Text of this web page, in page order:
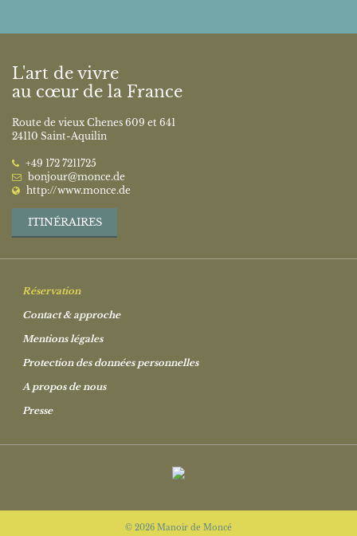
L'art de vivre
au cœur de la France
Route de vieux Chenes 609 et 641
24110 Saint-Aquilin
‭+49 172 7211725‬
bonjour@monce.de
http://www.monce.de
ITINÉRAIRES
Réservation
Contact & approche
Mentions légales
Protection des données personnelles
A propos de nous
Presse
© 2026 Manoir de Moncé